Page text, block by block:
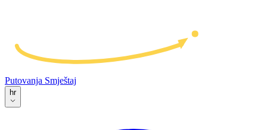
Putovanja Smještaj
hr